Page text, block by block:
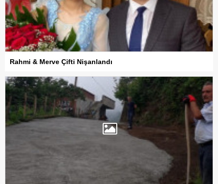
Rahmi & Merve Çifti Nişanlandı